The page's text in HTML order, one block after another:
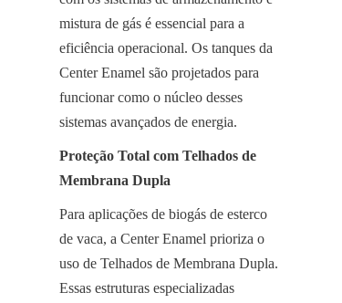
mistura de gás é essencial para a
eficiência operacional. Os tanques da
Center Enamel são projetados para
funcionar como o núcleo desses
sistemas avançados de energia.
Proteção Total com Telhados de
Membrana Dupla
Para aplicações de biogás de esterco
de vaca, a Center Enamel prioriza o
uso de Telhados de Membrana Dupla.
Essas estruturas especializadas